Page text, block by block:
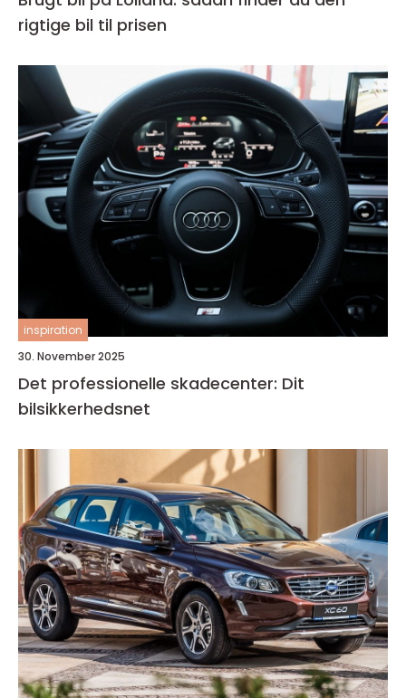
rigtige bil til prisen
inspiration
30. November 2025
Det professionelle skadecenter: Dit
bilsikkerhedsnet